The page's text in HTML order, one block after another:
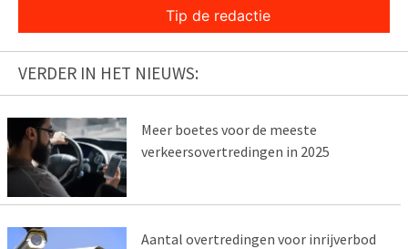
Tip de redactie
VERDER IN HET NIEUWS:
Meer boetes voor de meeste
verkeersovertredingen in 2025
Aantal overtredingen voor inrijverbod